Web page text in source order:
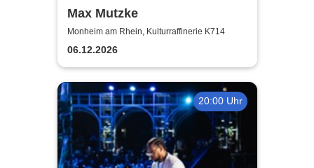
Max Mutzke
Monheim am Rhein, Kulturraffinerie K714
06.12.2026
20:00 Uhr